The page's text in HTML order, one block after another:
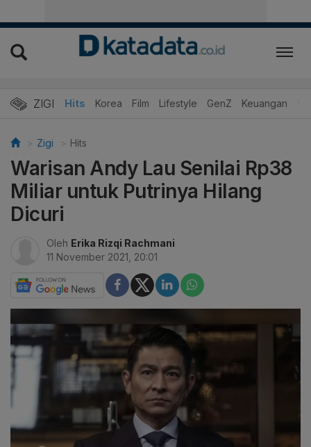
ZIGI Hits Korea Film Lifestyle GenZ Keuangan
Zigi Hits
Warisan Andy Lau Senilai Rp38
Miliar untuk Putrinya Hilang
Dicuri
Oleh Erika Rizqi Rachmani
11 November 2021, 20:01